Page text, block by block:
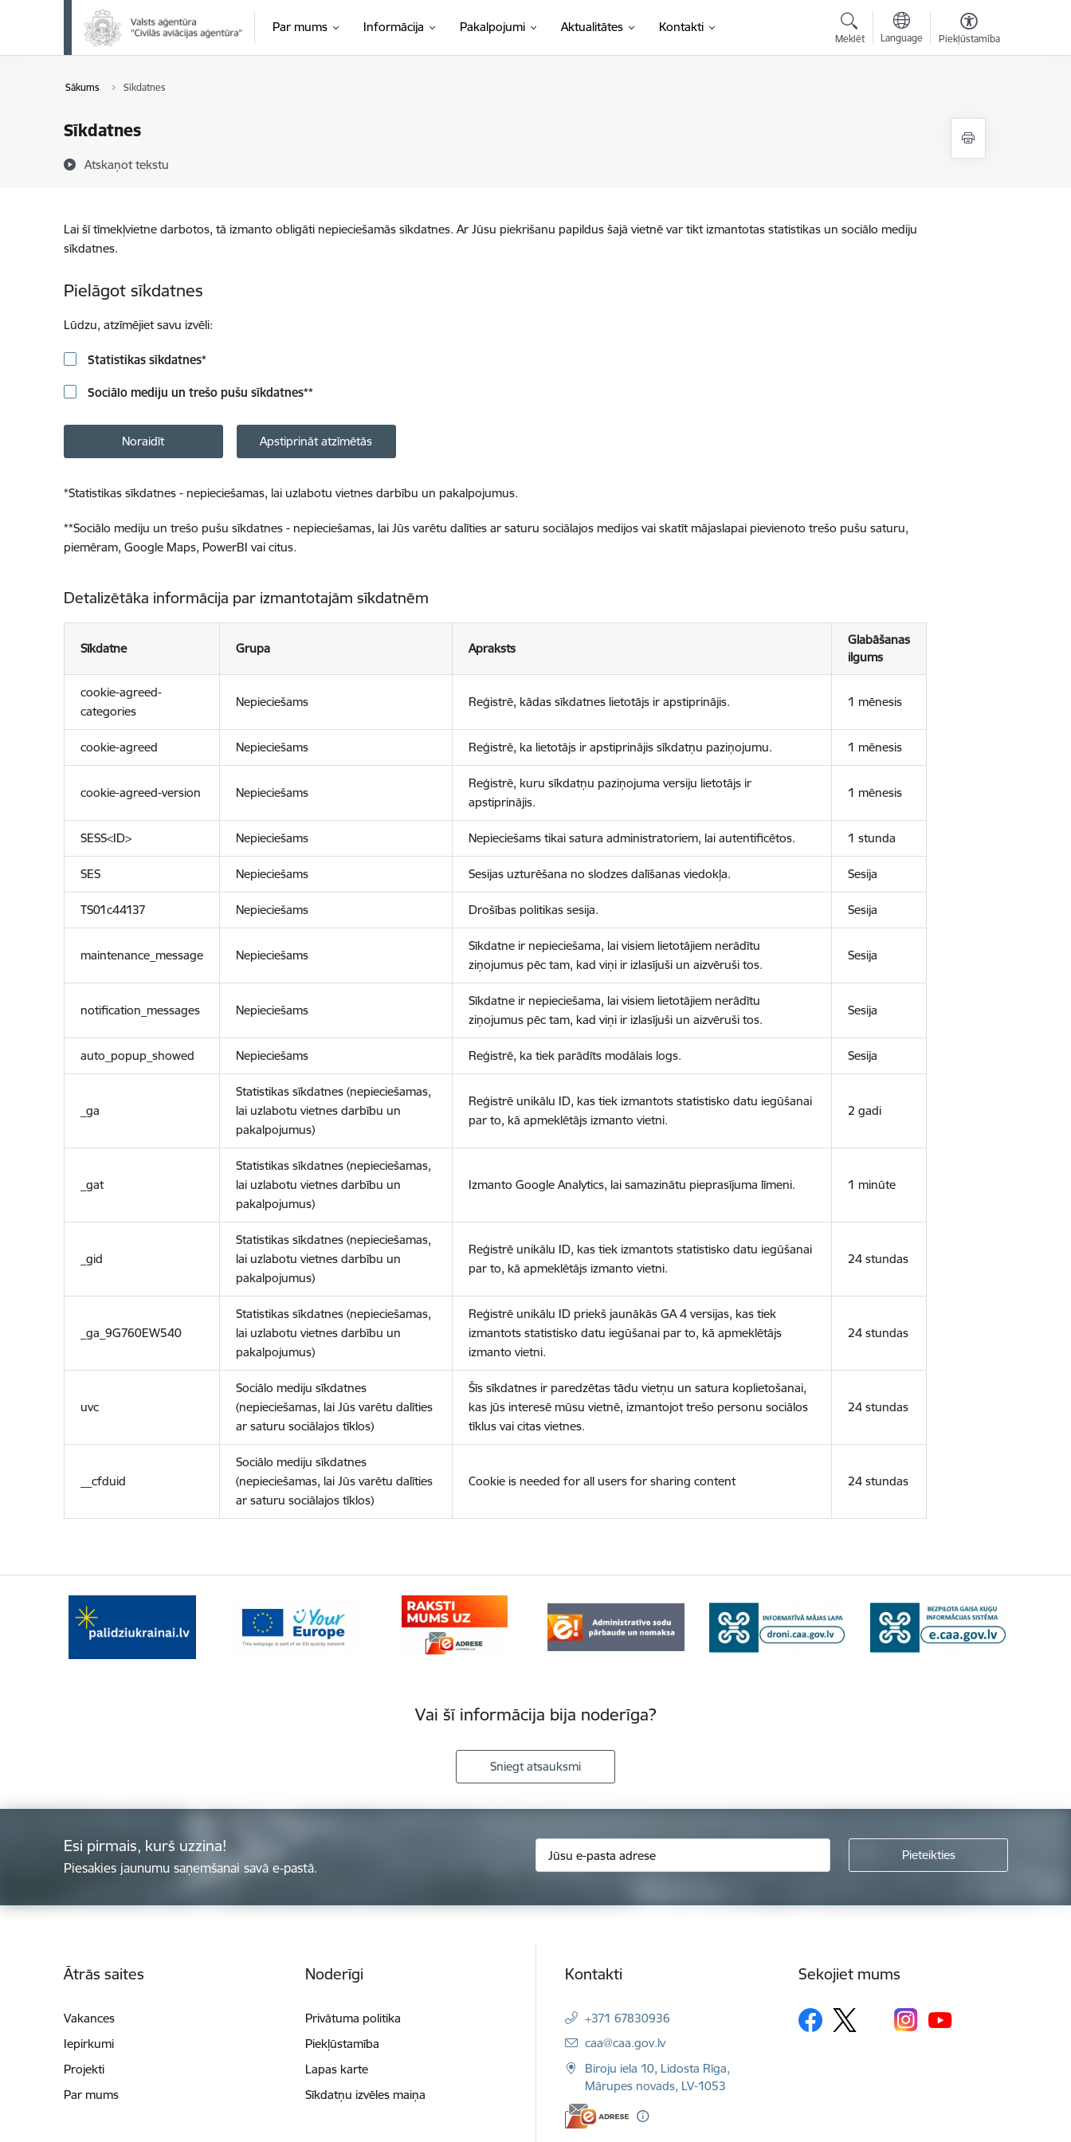
Pāriet uz lapas saturu
Par mums Informācija Pakalpojumi Aktualitātes Kontakti
Meklēt Language Piekļūstamība
Sākums Sīkdatnes
Sīkdatnes
Atskaņot tekstu
Lai šī tīmekļvietne darbotos, tā izmanto obligāti nepieciešamās sīkdatnes. Ar Jūsu piekrišanu papildus šajā vietnē var tikt izmantotas statistikas un sociālo mediju
sīkdatnes.
Pielāgot sīkdatnes
Lūdzu, atzīmējiet savu izvēli:
Statistikas sīkdatnes*
Sociālo mediju un trešo pušu sīkdatnes**
Noraidīt Apstiprināt atzīmētās
*Statistikas sīkdatnes - nepieciešamas, lai uzlabotu vietnes darbību un pakalpojumus.
**Sociālo mediju un trešo pušu sīkdatnes - nepieciešamas, lai Jūs varētu dalīties ar saturu sociālajos medijos vai skatīt mājaslapai pievienoto trešo pušu saturu,
piemēram, Google Maps, PowerBI vai citus.
Detalizētāka informācija par izmantotajām sīkdatnēm
Sīkdatne Grupa Apraksts
Glabāšanas
ilgums
cookie-agreed-
categories
Nepieciešams Reģistrē, kādas sīkdatnes lietotājs ir apstiprinājis. 1 mēnesis
cookie-agreed Nepieciešams Reģistrē, ka lietotājs ir apstiprinājis sīkdatņu paziņojumu. 1 mēnesis
cookie-agreed-version Nepieciešams
Reģistrē, kuru sīkdatņu paziņojuma versiju lietotājs ir
apstiprinājis.
1 mēnesis
SESS<ID> Nepieciešams Nepieciešams tikai satura administratoriem, lai autentificētos. 1 stunda
SES Nepieciešams Sesijas uzturēšana no slodzes dalīšanas viedokļa. Sesija
TS01c44137 Nepieciešams Drošības politikas sesija. Sesija
maintenance_message Nepieciešams
Sīkdatne ir nepieciešama, lai visiem lietotājiem nerādītu
ziņojumus pēc tam, kad viņi ir izlasījuši un aizvēruši tos.
Sesija
notification_messages Nepieciešams
Sīkdatne ir nepieciešama, lai visiem lietotājiem nerādītu
ziņojumus pēc tam, kad viņi ir izlasījuši un aizvēruši tos.
Sesija
auto_popup_showed Nepieciešams Reģistrē, ka tiek parādīts modālais logs. Sesija
_ga
Statistikas sīkdatnes (nepieciešamas,
lai uzlabotu vietnes darbību un
pakalpojumus)
Reģistrē unikālu ID, kas tiek izmantots statistisko datu iegūšanai
par to, kā apmeklētājs izmanto vietni.
2 gadi
_gat
Statistikas sīkdatnes (nepieciešamas,
lai uzlabotu vietnes darbību un
pakalpojumus)
Izmanto Google Analytics, lai samazinātu pieprasījuma līmeni. 1 minūte
_gid
Statistikas sīkdatnes (nepieciešamas,
lai uzlabotu vietnes darbību un
pakalpojumus)
Reģistrē unikālu ID, kas tiek izmantots statistisko datu iegūšanai
par to, kā apmeklētājs izmanto vietni.
24 stundas
_ga_9G760EW540
Statistikas sīkdatnes (nepieciešamas,
lai uzlabotu vietnes darbību un
pakalpojumus)
Reģistrē unikālu ID priekš jaunākās GA 4 versijas, kas tiek
izmantots statistisko datu iegūšanai par to, kā apmeklētājs
izmanto vietni.
24 stundas
uvc
Sociālo mediju sīkdatnes
(nepieciešamas, lai Jūs varētu dalīties
ar saturu sociālajos tīklos)
Šīs sīkdatnes ir paredzētas tādu vietņu un satura koplietošanai,
kas jūs interesē mūsu vietnē, izmantojot trešo personu sociālos
tīklus vai citas vietnes.
24 stundas
__cfduid
Sociālo mediju sīkdatnes
(nepieciešamas, lai Jūs varētu dalīties
ar saturu sociālajos tīklos)
Cookie is needed for all users for sharing content 24 stundas
Vai šī informācija bija noderīga?
Sniegt atsauksmi
Esi pirmais, kurš uzzina!
Piesakies jaunumu saņemšanai savā e-pastā.
Ātrās saites
Vakances
Iepirkumi
Projekti
Par mums
Noderīgi
Privātuma politika
Piekļūstamība
Lapas karte
Sīkdatņu izvēles maiņa
Kontakti
+371 67830936
E-pasts:
caa@caa.gov.lv
Biroju iela 10, Lidosta Rīga,
Mārupes novads, LV-1053
Sekojiet mums